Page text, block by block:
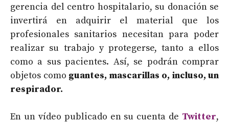
gerencia del centro hospitalario, su donación se
invertirá en adquirir el material que los
profesionales sanitarios necesitan para poder
realizar su trabajo y protegerse, tanto a ellos
como a sus pacientes. Así, se podrán comprar
objetos como guantes, mascarillas o, incluso, un
respirador.
En un vídeo publicado en su cuenta de Twitter,